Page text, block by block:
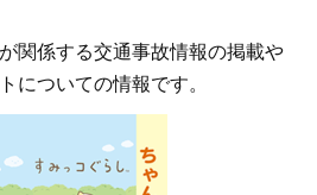
関係する交通事故情報の掲載や
についての情報です。